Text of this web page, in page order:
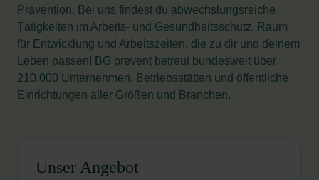
Prävention. Bei uns findest du abwechslungsreiche
Tätigkeiten im Arbeits- und Gesundheitsschutz, Raum
für Entwicklung und Arbeitszeiten, die zu dir und deinem
Leben passen! BG prevent betreut bundesweit über
210.000 Unternehmen, Betriebsstätten und öffentliche
Einrichtungen aller Größen und Branchen.
Unser Angebot